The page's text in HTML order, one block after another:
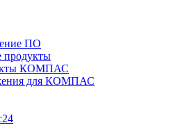
ПО
продукты
КОМПАС
для КОМПАС